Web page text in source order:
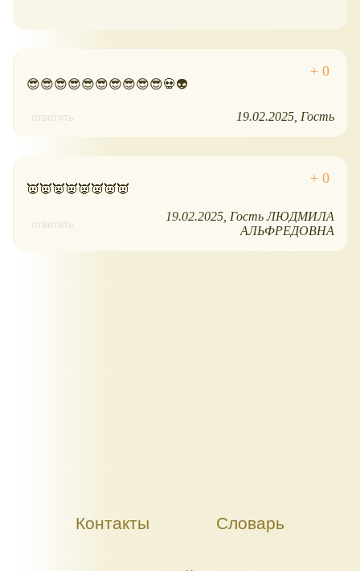
😎😎😎😎😎😎😎😎😎😎💀👽
ответить 19.02.2025 Гость
👿👿👿👿👿👿👿👿
ответить
19.02.2025 Гость ЛЮДМИЛА
АЛЬФРЕДОВНА
Контакты Словарь